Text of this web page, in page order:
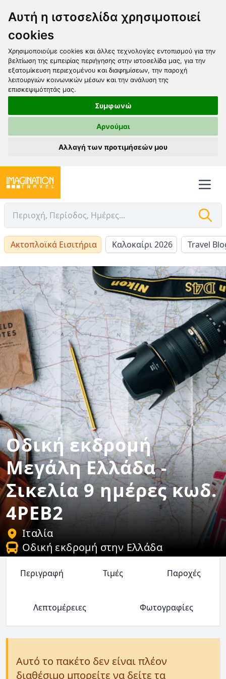
Αυτή η ιστοσελίδα χρησιμοποιεί
cookies
Χρησιμοποιούμε cookies και άλλες τεχνολογίες εντοπισμού για την
βελτίωση της εμπειρίας περιήγησης στην ιστοσελίδα μας, για την
εξατομίκευση περιεχομένου και διαφημίσεων, την παροχή
λειτουργιών κοινωνικών μέσων και την ανάλυση της
επισκεψιμότητάς μας.
Συμφωνώ
Αρνούμαι
Αλλαγή των προτιμήσεών μου
Ακτοπλοϊκά Εισιτήρια Καλοκαίρι 2026 Travel
Οδική εκδρομή
Μεγάλη Ελλάδα -
Σικελία 9 ημέρες κωδ.
4PEB2
Ιταλία
Οδική εκδρομή στην Ελλάδα
Περιγραφή Τιμές Παροχές
Λεπτομέρειες Φωτογραφίες
Αυτό το πακέτο δεν είναι πλέον
διαθέσιμο μπορείτε να δείτε τα